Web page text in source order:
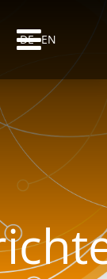
DE EN